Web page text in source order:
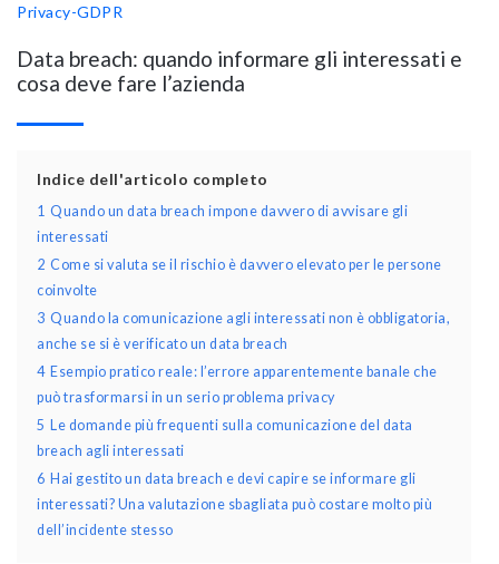
Privacy-GDPR
Data breach: quando informare gli interessati e
cosa deve fare l’azienda
Indice dell'articolo completo
1 Quando un data breach impone davvero di avvisare gli
interessati
2 Come si valuta se il rischio è davvero elevato per le persone
coinvolte
3 Quando la comunicazione agli interessati non è obbligatoria,
anche se si è verificato un data breach
4 Esempio pratico reale: l’errore apparentemente banale che
può trasformarsi in un serio problema privacy
5
Le domande più frequenti sulla comunicazione del data
breach agli interessati
6 Hai gestito un data breach e devi capire se informare gli
interessati? Una valutazione sbagliata può costare molto più
dell’incidente stesso